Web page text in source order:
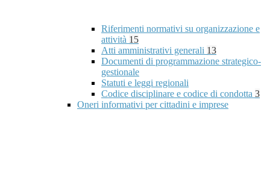
Riferimenti normativi su organizzazione e
attività 15
Atti amministrativi generali 13
Documenti di programmazione strategico-
gestionale
Statuti e leggi regionali
Codice disciplinare e codice di condotta 3
Oneri informativi per cittadini e imprese